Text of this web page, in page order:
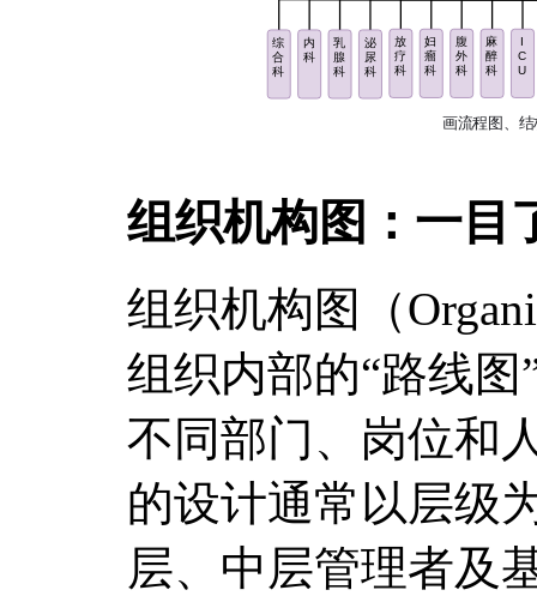
组织机构图：一目
组织机构图（
组织内部的“路线
不同部门、岗位和
的设计通常以层级
层、中层管理者及